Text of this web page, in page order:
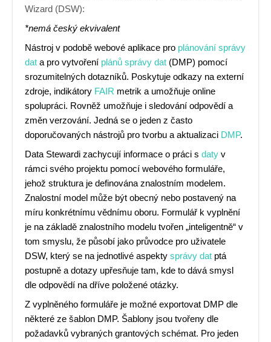
Wizard (DSW):
*nemá český ekvivalent
Nástroj v podobě webové aplikace pro plánování správy
dat a pro vytvoření plánů správy dat (DMP) pomocí
srozumitelných dotazníků. Poskytuje odkazy na externí
zdroje, indikátory FAIR metrik a umožňuje online
spolupráci. Rovněž umožňuje i sledování odpovědí a
změn verzování. Jedná se o jeden z často
doporučovaných nástrojů pro tvorbu a aktualizaci DMP.
Data Stewardi zachycují informace o práci s daty v
rámci svého projektu pomocí webového formuláře,
jehož struktura je definována znalostním modelem.
Znalostní model může být obecný nebo postavený na
míru konkrétnímu vědnímu oboru. Formulář k vyplnění
je na základě znalostního modelu tvořen „inteligentně“ v
tom smyslu, že působí jako průvodce pro uživatele
DSW, který se na jednotlivé aspekty správy dat ptá
postupně a dotazy upřesňuje tam, kde to dává smysl
dle odpovědí na dříve položené otázky.
Z vyplněného formuláře je možné exportovat DMP dle
některé ze šablon DMP. Šablony jsou tvořeny dle
požadavků vybraných grantových schémat. Pro jeden